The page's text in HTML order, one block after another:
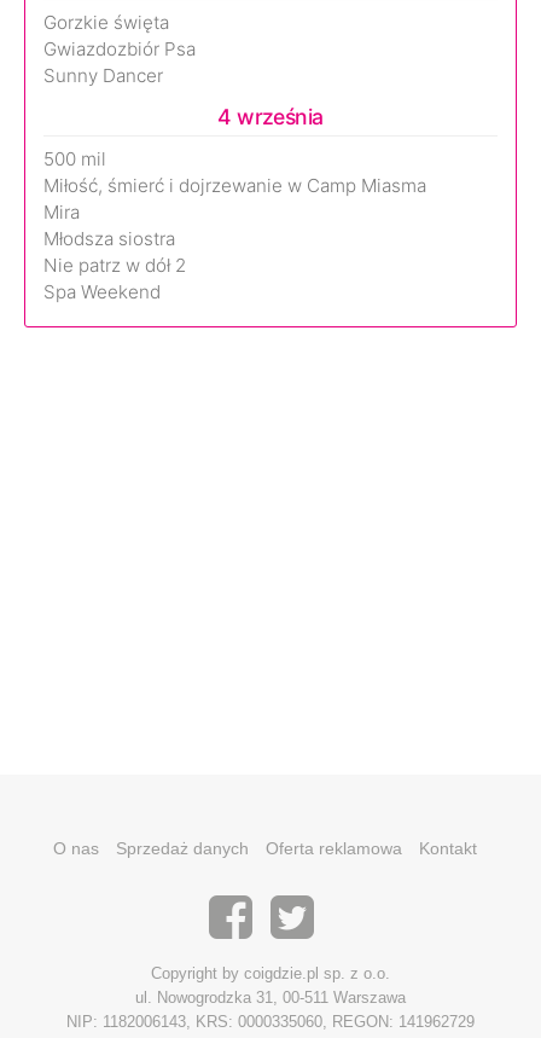
Gorzkie święta
Gwiazdozbiór Psa
Sunny Dancer
4 września
500 mil
Miłość, śmierć i dojrzewanie w Camp Miasma
Mira
Młodsza siostra
Nie patrz w dół 2
Spa Weekend
O nas Sprzedaż danych Oferta reklamowa Kontakt
Copyright by coigdzie.pl sp. z o.o.
ul. Nowogrodzka 31, 00-511 Warszawa
NIP: 1182006143, KRS: 0000335060, REGON: 141962729